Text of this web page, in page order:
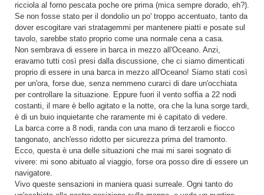
ricciola al forno pescata poche ore prima (mica sempre dorado, eh?).
Se non fosse stato per il dondolio un po' troppo accentuato, tanto da
dover escogitare vari stratagemmi per mantenere piatti e posate sul
tavolo, sarebbe stato proprio come una normale cena a casa.
Non sembrava di essere in barca in mezzo all'Oceano. Anzi,
eravamo tutti così presi dalla discussione, che ci siamo dimenticati
proprio di essere in una barca in mezzo all'Oceano! Siamo stati così
per un'ora, forse due, senza nemmeno curarci di dare un'occhiata
per controllare la situazione. Eppure fuori il vento soffia a 22 nodi
costanti, il mare è bello agitato e la notte, ora che la luna sorge tardi,
è di un buio inquietante che raramente mi è capitato di vedere.
La barca corre a 8 nodi, randa con una mano di terzaroli e fiocco
tangonato, anch'esso ridotto per sicurezza prima del tramonto.
Ecco, questa è una delle situazioni che mai mi sarei sognato di
vivere: mi sono abituato al viaggio, forse ora posso dire di essere un
navigatore.
Vivo queste sensazioni in maniera quasi surreale. Ogni tanto do